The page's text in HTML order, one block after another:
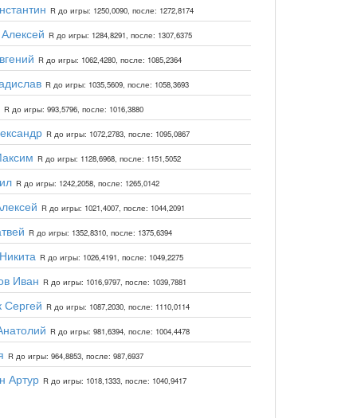
R до игры: 1250,0090, после: 1272,8174
R до игры: 1284,8291, после: 1307,6375
R до игры: 1062,4280, после: 1085,2364
R до игры: 1035,5609, после: 1058,3693
R до игры: 993,5796, после: 1016,3880
R до игры: 1072,2783, после: 1095,0867
R до игры: 1128,6968, после: 1151,5052
R до игры: 1242,2058, после: 1265,0142
R до игры: 1021,4007, после: 1044,2091
R до игры: 1352,8310, после: 1375,6394
R до игры: 1026,4191, после: 1049,2275
Иван R до игры: 1016,9797, после: 1039,7881
R до игры: 1087,2030, после: 1110,0114
R до игры: 981,6394, после: 1004,4478
R до игры: 964,8853, после: 987,6937
Артур R до игры: 1018,1333, после: 1040,9417